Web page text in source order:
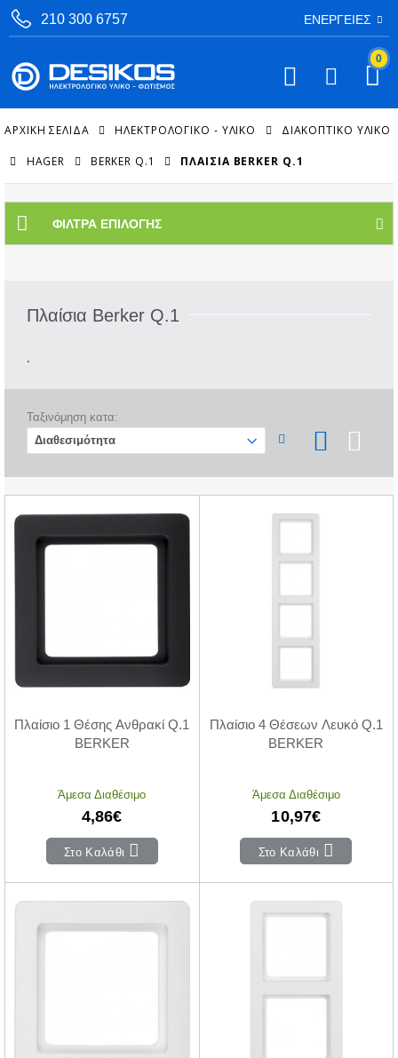
210 300 6757 ΕΝΈΡΓΕΙΕΣ
0
ΑΡΧΙΚΉ ΣΕΛΊΔΑ ΗΛΕΚΤΡΟΛΟΓΙΚΟ - ΥΛΙΚΟ ΔΙΑΚΟΠΤΙΚΌ ΥΛΙΚΌ
HAGER BERKER Q.1 ΠΛΑΊΣΙΑ BERKER Q.1
ΦΊΛΤΡΑ ΕΠΙΛΟΓΉΣ
Πλαίσια Berker Q.1
.
Ταξινόμηση κατα:
Πλαίσιο 1 Θέσης Ανθρακί Q.1
BERKER
Άμεσα Διαθέσιμο
4,86€
Στο Καλάθι
Πλαίσιο 4 Θέσεων Λευκό Q.1
BERKER
Άμεσα Διαθέσιμο
10,97€
Στο Καλάθι